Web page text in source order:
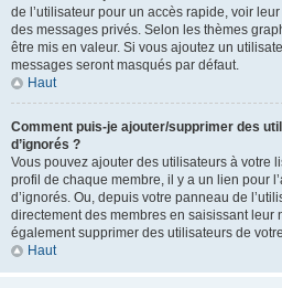
de l’utilisateur pour un accès rapide, voir
des messages privés. Selon les thèmes
être mis en valeur. Si vous ajoutez un
messages seront masqués par défaut.
Haut
Comment puis-je ajouter/supprimer des
d’ignorés ?
Vous pouvez ajouter des utilisateurs à votre
profil de chaque membre, il y a un lien pour
d’ignorés. Ou, depuis votre panneau de
directement des membres en saisissant leur
également supprimer des utilisateurs de
Haut